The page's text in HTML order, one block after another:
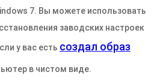
7. Вы можете использовать
заводских настроек
у вас есть создал образ
в чистом виде.